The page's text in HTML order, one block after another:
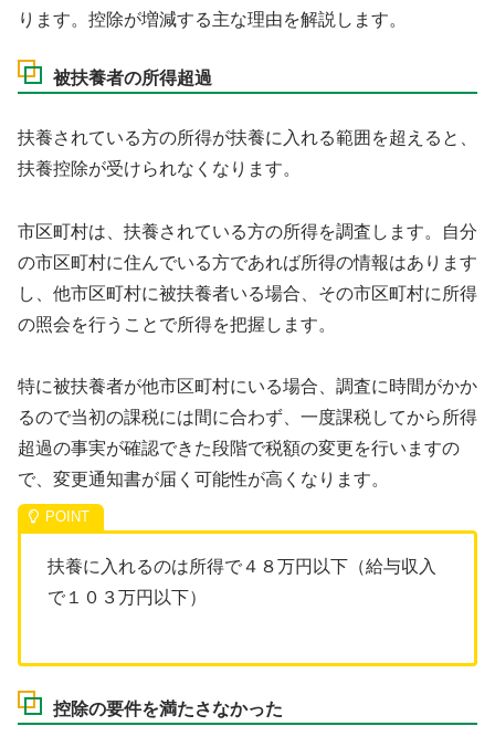
ります。控除が増減する主な理由を解説します。
被扶養者の所得超過
扶養されている方の所得が扶養に入れる範囲を超えると、
扶養控除が受けられなくなります。
市区町村は、扶養されている方の所得を調査します。自分
の市区町村に住んでいる方であれば所得の情報はあります
し、他市区町村に被扶養者いる場合、その市区町村に所得
の照会を行うことで所得を把握します。
特に被扶養者が他市区町村にいる場合、調査に時間がかか
るので当初の課税には間に合わず、一度課税してから所得
超過の事実が確認できた段階で税額の変更を行いますの
で、変更通知書が届く可能性が高くなります。
扶養に入れるのは所得で４８万円以下（給与収入
で１０３万円以下）
控除の要件を満たさなかった